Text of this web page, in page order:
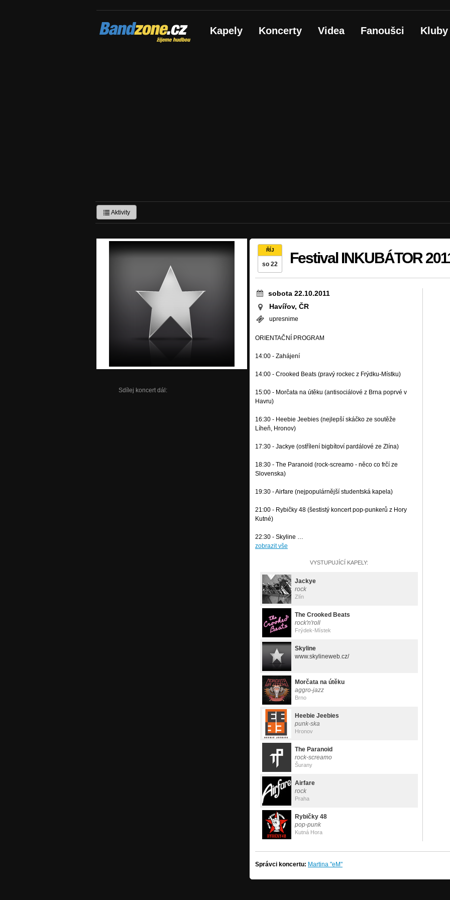
Bandzone.cz
žijeme hudbou Kapely Koncerty Videa Fanoušci Kluby
Aktivity
Sdílej koncert dál:
ŘÍJ
so 22 Festival INKUBÁTOR
sobota 22.10.2011
Havířov, ČR
upresnime
ORIENTAČNÍ PROGRAM
14:00 - Zahájení
14:00 - Crooked Beats (pravý rockec z Frýdku-Místku)
15:00 - Morčata na útěku (antisociálové z Brna poprvé v
Havru)
16:30 - Heebie Jeebies (nejlepší skáčko ze soutěže
Líheň, Hronov)
17:30 - Jackye (ostřílení bigbítoví pardálové ze Zlína)
18:30 - The Paranoid (rock-screamo - něco co frčí ze
Slovenska)
19:30 - Airfare (nejpopulárnější studentská kapela)
21:00 - Rybičky 48 (šestistý koncert pop-punkerů z Hory
Kutné)
22:30 - Skyline …
zobrazit vše
VYSTUPUJÍCÍ KAPELY:
Jackye
rock
Zlín
The Crooked Beats
rock'n'roll
Frýdek-Místek
Skyline
www.skylineweb.cz/
Morčata na útěku
aggro-jazz
Brno
Heebie Jeebies
punk-ska
Hronov
The Paranoid
rock-screamo
Šurany
Airfare
rock
Praha
Rybičky 48
pop-punk
Kutná Hora
Správci koncertu: Martina "eM"